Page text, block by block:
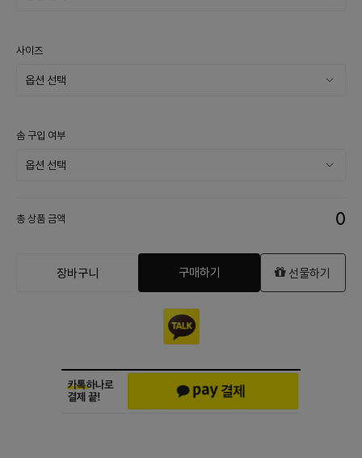
사이즈
솜 구입 여부
총 상품 금액 0
장바구니 구매하기 선물하기